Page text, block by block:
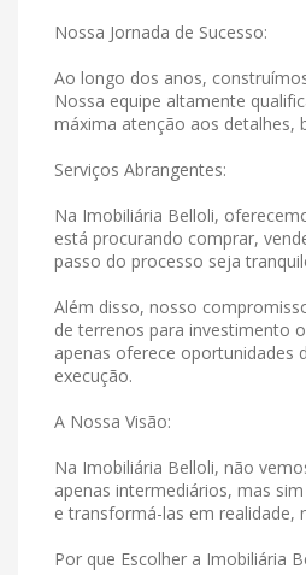
Nossa Jornada de Sucesso:
Ao longo dos anos,
Nossa equipe altamente
máxima atenção aos detalhes,
Serviços Abrangentes:
Na Imobiliária Belloli,
está procurando comprar,
passo do processo seja
Além disso, nosso
de terrenos para investimento
apenas oferece oportunidades
execução.
A Nossa Visão:
Na Imobiliária Belloli, não
apenas intermediários, mas
e transformá-las em realidade,
Por que Escolher a Imobiliária